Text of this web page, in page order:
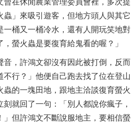
蟲」來吸引遊客，但地方頭人與其它
一桶又一桶冷水，還有人開玩笑地對
螢火蟲是要復育給鬼看的喔？」
音，許鴻文卻沒有因此被打倒，反而
不行？」他便自己跑去找了位在登山
蟲的一塊田地，跟地主洽談復育螢火
就回了一句：「別人都說你瘋子，
」但許鴻文不斷說服地主，要相信螢